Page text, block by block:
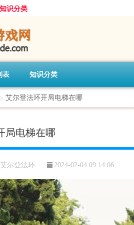
知识分类
表 知识分类
> 艾尔登法环开局电梯在哪
局电梯在哪
艾尔登法环 2024-02-04 09:14:06